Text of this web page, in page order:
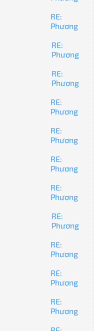
RE:
Phương
RE:
Phương
RE:
Phương
RE:
Phương
RE:
Phương
RE:
Phương
RE:
Phương
RE:
Phương
RE:
Phương
RE:
Phương
RE:
Phương